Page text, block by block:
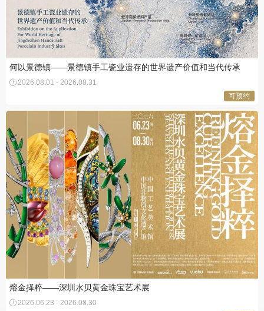
何以景德镇——景德镇手工瓷业遗存的世界遗产价值和当代传承
2026.08.01 - 2026.08.31
熔金择粹——深圳水贝黄金珠宝艺术展
2026.06.23 - 2026.08.30